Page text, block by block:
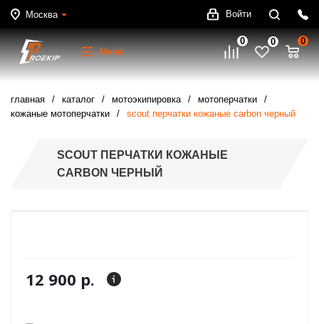
Москва Войти
Меню
0 0 0
главная каталог мотоэкипировка
мотоперчатки
кожаные мотоперчатки
scout перчатки кожаные carbon черный
SCOUT ПЕРЧАТКИ КОЖАНЫЕ
CARBON ЧЕРНЫЙ
12 900 р.